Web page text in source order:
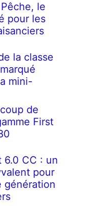
le
pour les
la classe
mini-
de
First
6.0 CC : un
pour
génération